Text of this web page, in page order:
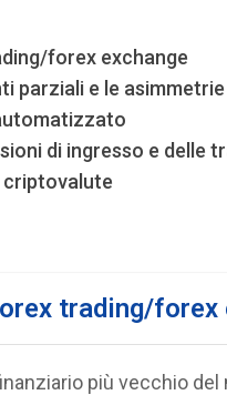
forex exchange
parziali e le
di ingresso e delle
criptovalute
trading/forex
più vecchio